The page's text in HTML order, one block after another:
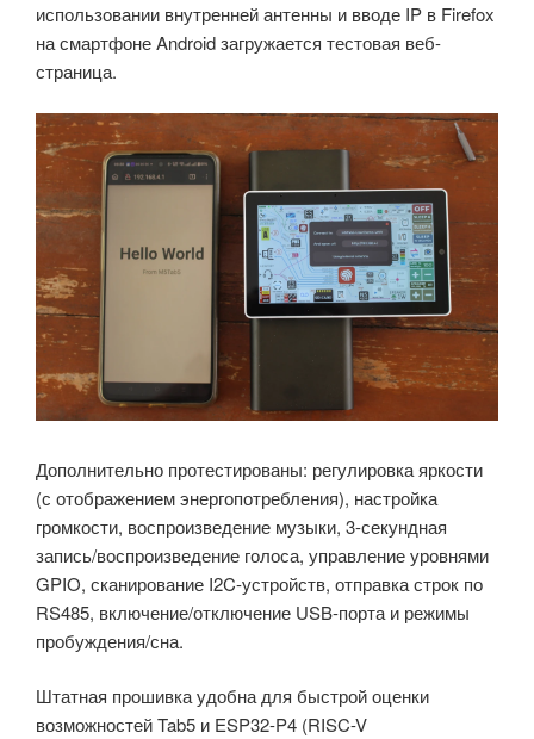
использовании внутренней антенны и вводе IP в Firefox
на смартфоне Android загружается тестовая веб-
страница.
Дополнительно протестированы: регулировка яркости
(с отображением энергопотребления), настройка
громкости, воспроизведение музыки, 3-секундная
запись/воспроизведение голоса, управление уровнями
GPIO, сканирование I2C-устройств, отправка строк по
RS485, включение/отключение USB-порта и режимы
пробуждения/сна.
Штатная прошивка удобна для быстрой оценки
возможностей Tab5 и ESP32-P4 (RISC-V